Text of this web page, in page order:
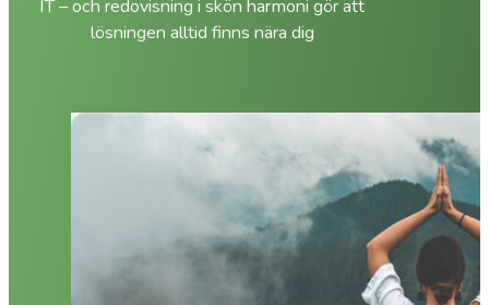
IT – och redovisning i skön harmoni gör att
lösningen alltid finns nära dig